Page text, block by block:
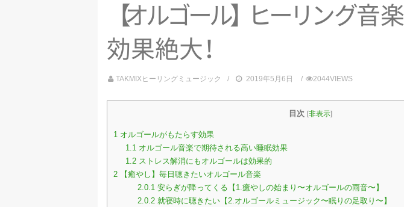
オルゴール】 ヒーリ ング音楽
効果絶大！
TAKMIXヒーリングミュージック 2019年5月6日 2044VIEWS
目次 [非表示]
1 オルゴールがもたらす効果
1.1オルゴール音楽で期待される高い睡眠効果
1.2ストレス解消にもオルゴールは効果的
2 【癒やし】毎日聴きたいオルゴール音楽
2.0.1安らぎが降ってくる【1.癒やしの始まり〜オルゴールの雨音〜】
2.0.2就寝時に聴きたい【2.オルゴールミュージック〜眠りの足取り〜】